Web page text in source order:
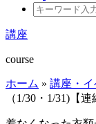
講座
course
ホーム » 講座・イ
（1/30・1/31)【連